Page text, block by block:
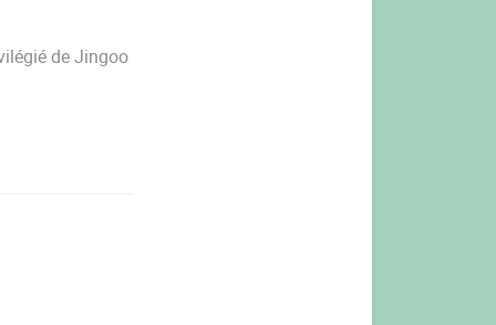
de Jingoo